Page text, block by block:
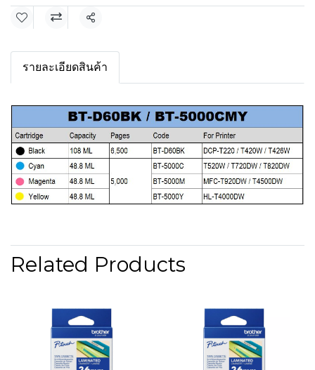
Share
รายละเอียดสินค้า
Related Products